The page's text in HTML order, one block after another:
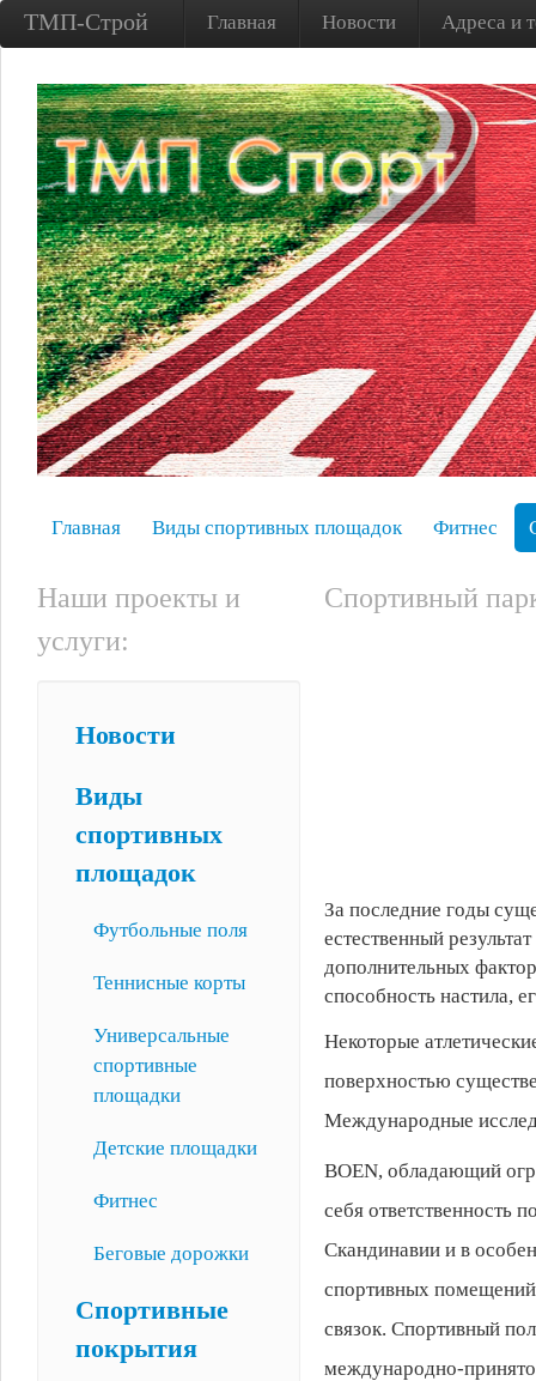
ТМП-Строй Главная Новости Адреса и
Главная Виды спортивных площадок Фитнес
Наши проекты и
услуги:
Новости
Виды
спортивных
площадок
Футбольные поля
Теннисные корты
Универсальные
спортивные
площадки
Детские площадки
Фитнес
Беговые дорожки
Спортивные
покрытия
Спортивный
За последние годы
естественный
дополнительных
способность настила,
Некоторые
поверхностью
Международные
BOEN, обладающий
себя ответственность
Скандинавии и в
спортивных
связок. Спортивный
международно-